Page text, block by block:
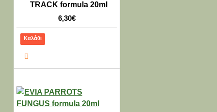
TRACK formula 20ml
6,30€
Καλάθι